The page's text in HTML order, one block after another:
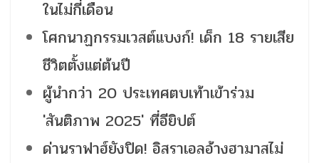
ในไม่กี่เดือน
โศกนาฏกรรมเวสต์แบงก์! เด็ก 18 รายเสีย
ชีวิตตั้งแต่ต้นปี
ผู้นำกว่า 20 ประเทศตบเท้าเข้าร่วม
'สันติภาพ 2025' ที่อียิปต์
ด่านราฟาฮ์ยังปิด! อิสราเอลอ้างฮามาสไม่